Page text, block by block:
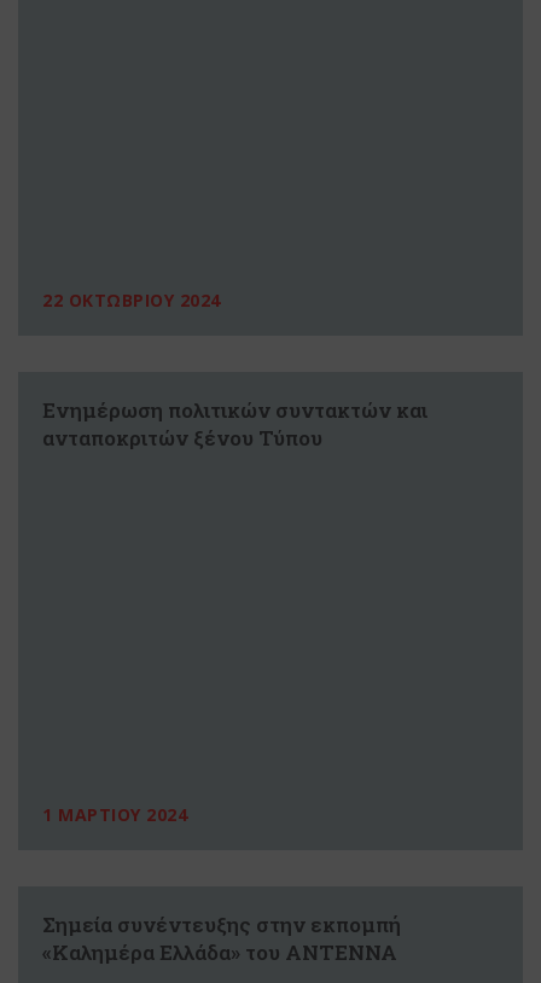
22 ΟΚΤΩΒΡΙΟΥ 2024
Ενημέρωση πολιτικών συντακτών και
ανταποκριτών ξένου Τύπου
1 ΜΑΡΤΙΟΥ 2024
Σημεία συνέντευξης στην εκπομπή
«Καλημέρα Ελλάδα» του ΑΝΤΕΝΝΑ